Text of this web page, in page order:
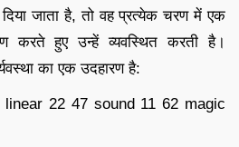
जाता है, तो वह प्रत्येक चरण में एक
करते हुए उन्हें व्यवस्थित करती है।
का एक उदहारण है:
22 47 sound 11 62 magic